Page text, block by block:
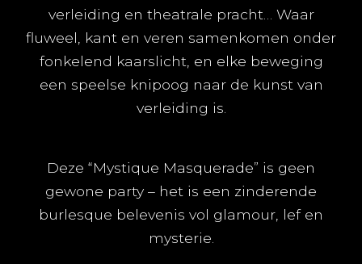
verleiding en theatrale pracht… Waar
fluweel, kant en veren samenkomen onder
fonkelend kaarslicht, en elke beweging
een speelse knipoog naar de kunst van
verleiding is.
Deze “Mystique Masquerade” is geen
gewone party – het is een zinderende
burlesque belevenis vol glamour, lef en
mysterie.